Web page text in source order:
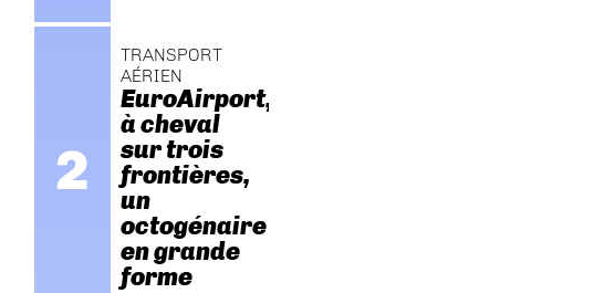
TRANSPORT
AÉRIEN
EuroAirport,
à cheval
sur trois
frontières,
un
octogénaire
en grande
forme